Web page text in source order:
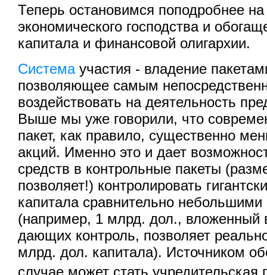
Теперь остановимся поподробнее
экономического господства и
капитала и финансовой олигархии.
Системаучастия - владение
позволяющее самым
воздействовать на деятельность
Выше мы уже говорили, что
пакет, как правило, существенно
акций. Именно это и дает
средств в контрольные пакеты
позволяет!) контролировать
капитала сравнительно
(например, 1 млрд. дол., вложенный
дающих контроль, позволяет
млрд. дол. капитала). Источником
случае может стать